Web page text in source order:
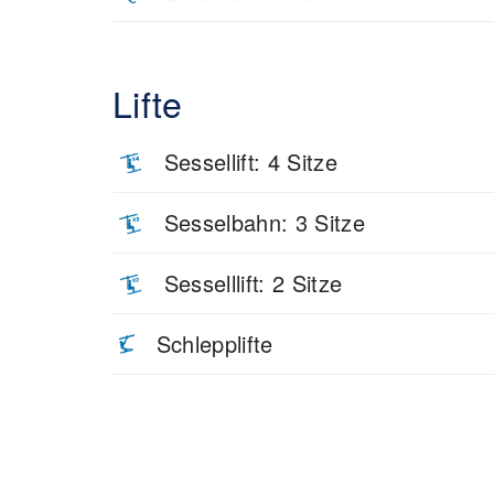
Lifte
Sessellift: 4 Sitze
Sesselbahn: 3 Sitze
Sesselllift: 2 Sitze
Schlepplifte